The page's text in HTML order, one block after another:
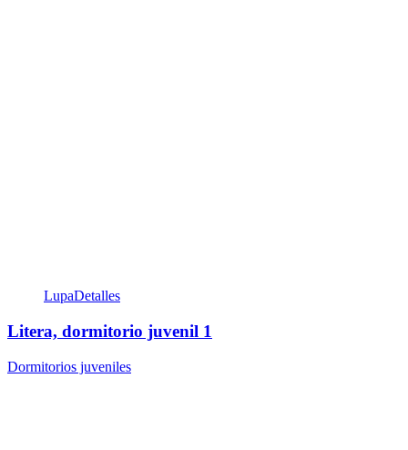
LupaDetalles
Litera, dormitorio juvenil 1
Dormitorios juveniles